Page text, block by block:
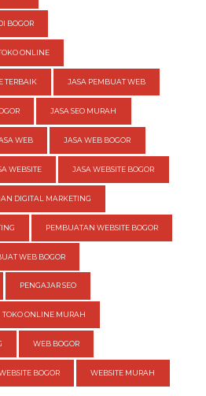
BOGOR
ONLINE
TERBAIK JASA PEMBUAT WEB
JASA SEO MURAH
WEB JASA WEB BOGOR
WEBSITE JASA WEBSITE BOGOR
DIGITAL MARKETING
PEMBUATAN WEBSITE BOGOR
WEB BOGOR
PENGAJAR SEO
TOKO ONLINE MURAH
WEB BOGOR
BOGOR WEBSITE MURAH